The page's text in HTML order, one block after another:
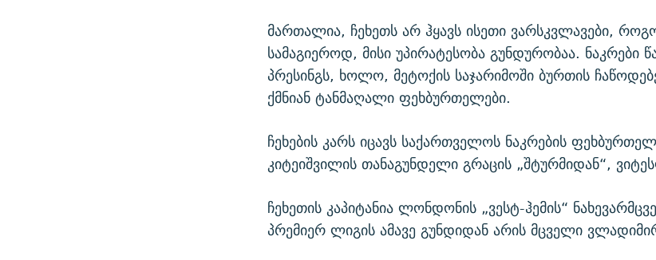
მართალია, ჩეხეთს არ ჰყავს ისეთი ვარსკვლავები,
სამაგიეროდ, მისი უპირატესობა გუნდურობაა. ნაკრები
პრესინგს, ხოლო, მეტოქის საჯარიმოში ბურთის
ქმნიან ტანმაღალი ფეხბურთელები.
ჩეხების კარს იცავს საქართველოს ნაკრების
კიტეიშვილის თანაგუნდელი გრაცის „შტურმიდან“,
ჩეხეთის კაპიტანია ლონდონის „ვესტ-ჰემის“
პრემიერ ლიგის ამავე გუნდიდან არის მცველი